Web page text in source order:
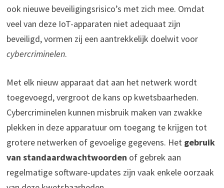
ook nieuwe beveiligingsrisico’s met zich mee. Omdat
veel van deze IoT-apparaten niet adequaat zijn
beveiligd, vormen zij een aantrekkelijk doelwit voor
cybercriminelen.
Met elk nieuw apparaat dat aan het netwerk wordt
toegevoegd, vergroot de kans op kwetsbaarheden.
Cybercriminelen kunnen misbruik maken van zwakke
plekken in deze apparatuur om toegang te krijgen tot
grotere netwerken of gevoelige gegevens. Het gebruik
van standaardwachtwoorden of gebrek aan
regelmatige software-updates zijn vaak enkele oorzaak